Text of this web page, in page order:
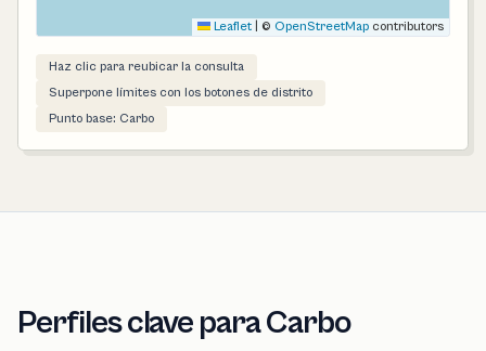
Leaflet © OpenStreetMap contributors
Haz clic para reubicar la consulta
Superpone límites con los botones de distrito
Punto base: Carbo
Perfiles clave para Carbo